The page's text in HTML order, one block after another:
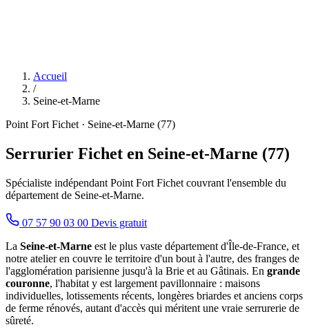
Accueil
/
Seine-et-Marne
Point Fort Fichet · Seine-et-Marne (77)
Serrurier Fichet en Seine-et-Marne (77)
Spécialiste indépendant Point Fort Fichet couvrant l'ensemble du
département de Seine-et-Marne.
07 57 90 03 00 Devis gratuit
La Seine-et-Marne est le plus vaste département d'Île-de-France, et
notre atelier en couvre le territoire d'un bout à l'autre, des franges de
l'agglomération parisienne jusqu'à la Brie et au Gâtinais. En grande
couronne, l'habitat y est largement pavillonnaire : maisons
individuelles, lotissements récents, longères briardes et anciens corps
de ferme rénovés, autant d'accès qui méritent une vraie serrurerie de
sûreté.